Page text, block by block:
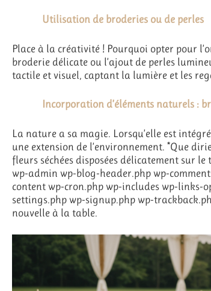
Utilisation de broderies ou de perles
Place à la créativité ! Pourquoi opter pour
broderie délicate ou l’ajout de perles
tactile et visuel, captant la lumière et les
Incorporation d’éléments naturels :
La nature a sa magie. Lorsqu’elle est
une extension de l’environnement. *Que
fleurs séchées disposées délicatement sur
wp-admin wp-blog-header.php wp-
content wp-cron.php wp-includes wp-links-
settings.php wp-signup.php wp-
nouvelle à la table.